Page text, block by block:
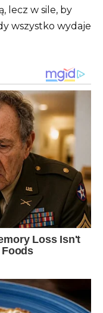
lecz w sile, by
wszystko wydaje